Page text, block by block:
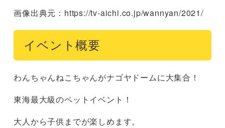
画像出典元：https://tv-aichi.co.jp/wannyan/2021/
イベント概要
わんちゃんねこちゃんがナゴヤドームに大集合！
東海最大級のペットイベント！
大人から子供までが楽しめます。